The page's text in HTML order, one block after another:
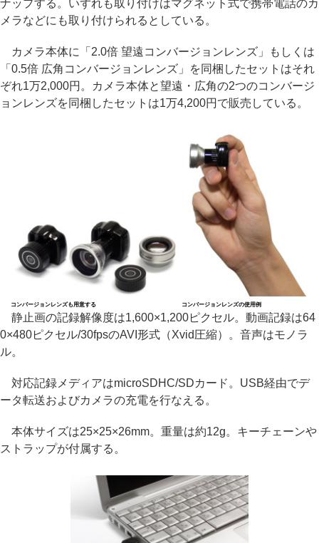
ナップする。いずれも取り付けはマグネット式で携帯電話のカ
メラなどにも取り付けられるとしている。
カメラ本体に「2.0倍 望遠コンバージョンレンズ」もしくは
「0.5倍 広角コンバージョンレンズ」を同梱したセットはそれ
ぞれ1万2,000円。カメラ本体と望遠・広角の2つのコンバージ
ョンレンズを同梱したセットは1万4,200円で販売している。
コンバージョンレンズも用意する コンバージョンレンズの使用例
静止画の記録解像度は1,600×1,200ピクセル。動画記録は64
0×480ピクセル/30fpsのAVI形式（Xvid圧縮）。音声はモノラ
ル。
対応記録メディアはmicroSDHC/SDカード。USB経由でデ
ータ転送およびカメラの充電を行なえる。
本体サイズは25×25×26mm。重量は約12g。キーチェーンや
ストラップが付属する。